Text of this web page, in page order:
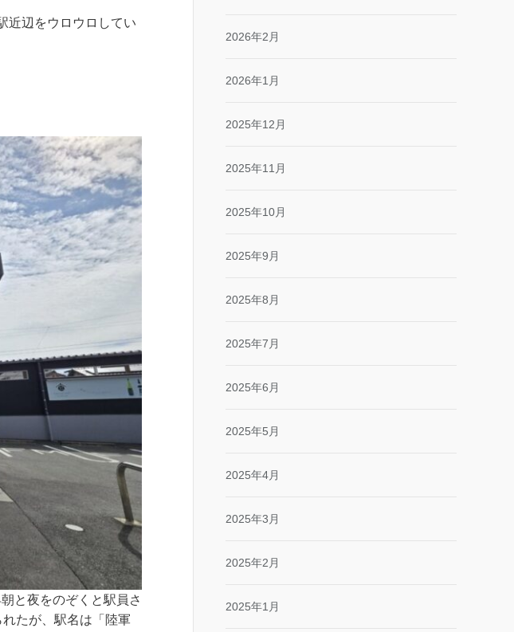
近辺をウロウロしてい
と夜をのぞくと駅員さ
たが、駅名は「陸軍
2026年2月
2026年1月
2025年12月
2025年11月
2025年10月
2025年9月
2025年8月
2025年7月
2025年6月
2025年5月
2025年4月
2025年3月
2025年2月
2025年1月